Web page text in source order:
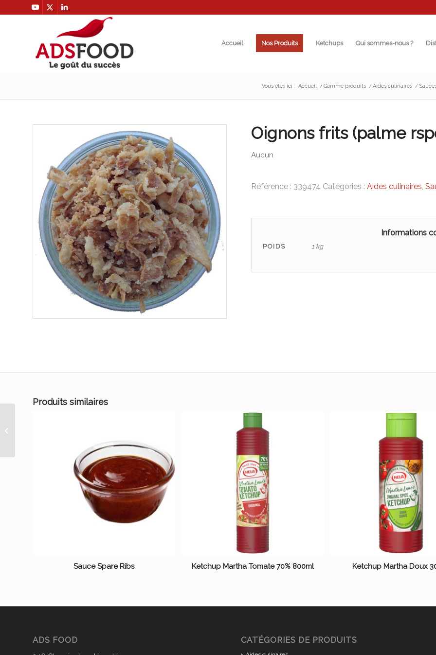
Accueil Nos Produits Ketchups Qui sommes-nous ?
Vous êtes ici : Accueil / Gamme produits / Aides culinaires /
Oignons frits (palme
Aucun
Référence : 339474 Catégories :Aides culinaires ,
Informations
POIDS 1 kg
Produits similaires
Sauce Spare Ribs Ketchup Martha Tomate 70% 800ml Ketchup Martha Doux
ADS FOOD CATÉGORIES DE PRODUITS